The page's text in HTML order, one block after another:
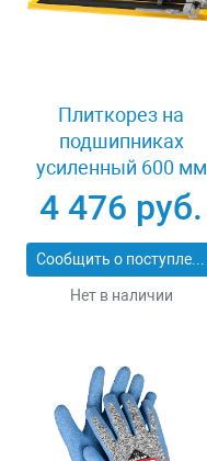
Плиткорез на
подшипниках
усиленный 600 мм
Stayer PROFI 3318-60
4 476 руб.
Сообщить о поступлении
Нет в наличии